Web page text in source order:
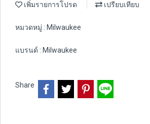
เพิ่มรายการโปรด เปรียบเทียบ
หมวดหมู่ : Milwaukee
แบรนด์ : Milwaukee
Share